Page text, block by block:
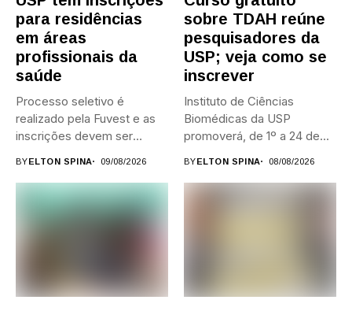
para residências
em áreas
profissionais da
saúde
Processo seletivo é
realizado pela Fuvest e as
inscrições devem ser
BYELTON SPINA 09/08/2026
sobre TDAH reúne
pesquisadores da
USP; veja como se
inscrever
Instituto de Ciências
Biomédicas da USP
promoverá, de 1º a 24 de...
BYELTON SPINA 08/08/2026